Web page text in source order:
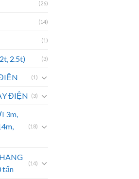
(26)
(14)
(1)
2.5t) (3)
(1)
ĐIỆN (3)
3m,
(18)
tấn
(14)